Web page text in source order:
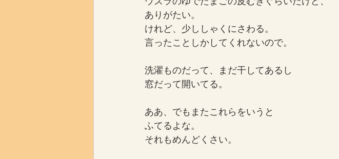
ありがたい。
けれど、少ししゃくにさわる。
言ったことしかしてくれないので。
洗濯ものだって、まだ干してあるし
窓だって開いてる。
ああ、でもまたこれらをいうと
ふてるよな。
それもめんどくさい。